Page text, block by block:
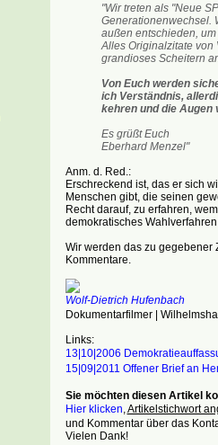
"Wir treten als "Neue
Generationenwechsel.
außen entschieden,
Alles Originalzitate von
grandioses Scheitern
Von Euch werden
ich Verständnis,
kehren und die Augen
Es grüßt Euch
Eberhard Menzel"
Anm. d. Red.:
Erschreckend ist, das er sich
Menschen gibt, die seinen
Recht darauf, zu erfahren,
demokratisches
Wir werden das zu gegebener
Kommentare.
Wolf-Dietrich Hufenbach
Dokumentarfilmer |
Links:
13|10|2006
15|09|2011 Offener Brief an
Sie möchten diesen Artikel
Hier klicken,Artikelstichwort
und Kommentar über das
Vielen Dank!